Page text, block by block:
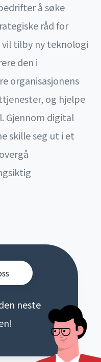
å søke
råd for
vil tilby ny teknologi
den i
organisasjonens
og hjelpe
Gjennom digital
skille seg ut i et
neste